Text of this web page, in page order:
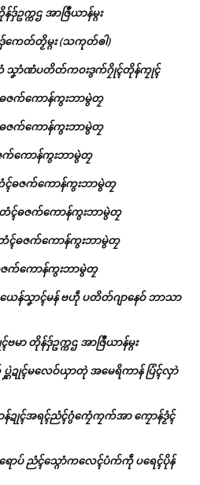
ကဌ အာဇြဳယာန်မ္ဂး
ေတ်တၟိမ္ဂး (သကုတ်ၜါ)
သၞာံဏံပတိတ်ကဝးဒွက်ဂၠိုၚ်တိုန်ကၠုၚ်
ဇက်ကောန်ကွးဘာမွဲတၠ
ဇက်ကောန်ကွးဘာမွဲတၠ
က်ကောန်ကွးဘာမွဲတၠ
ၚ်ဓဇက်ကောန်ကွးဘာမွဲတၠ
တံၚ်ဓဇက်ကောန်ကွးဘာမွဲတၠ
ၚ်ဓဇက်ကောန်ကွးဘာမွဲတၠ
ဇက်ကောန်ကွးဘာမွဲတၠ
န်သၞာၚ်မန် ဗဟဵု ပတိတ်ဂျာနေဝ် ဘာသာ
တိုန်ဒှ်ဥက္ကဌ အာဇြဳယာန်မ္ဂး
ဋဲဍုၚ်မလေဝ်ယှာတုဲ အမေရိကာန် ပြံၚ်လှာဲ
န်ဍုၚ်အရၚ်ညံၚ်ဂွံကၠေံကၠက်အာ ကၠောန်ဒၟံၚ်
ောပ် ညံၚ်သ္ဂောံကလေၚ်ပံက်ကဵု ပရေၚ်ပိုန်